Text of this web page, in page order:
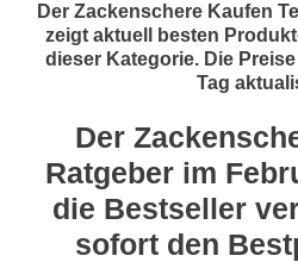
Der Zackenschere Kaufen
zeigt aktuell besten
dieser Kategorie. Die
Tag
Der
Ratgeber im
die Bestseller
sofort den